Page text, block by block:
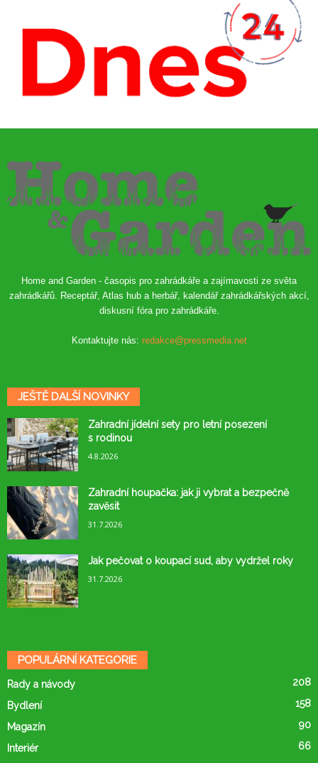
Home and Garden - časopis pro zahrádkáře a zajímavosti ze světa
zahrádkářů. Receptář, Atlas hub a herbář, kalendář zahrádkářských akcí,
diskusní fóra pro zahrádkáře.
Kontaktujte nás: redakce@pressmedia.net
JEŠTĚ DALŠÍ NOVINKY
Zahradní jídelní sety pro letní posezení
s rodinou
4.8.2026
Zahradní houpačka: jak ji vybrat a bezpečně
zavěsit
31.7.2026
Jak pečovat o koupací sud, aby vydržel roky
31.7.2026
POPULÁRNÍ KATEGORIE
Rady a návody 208
Bydlení 158
Magazín 90
Interiér
66